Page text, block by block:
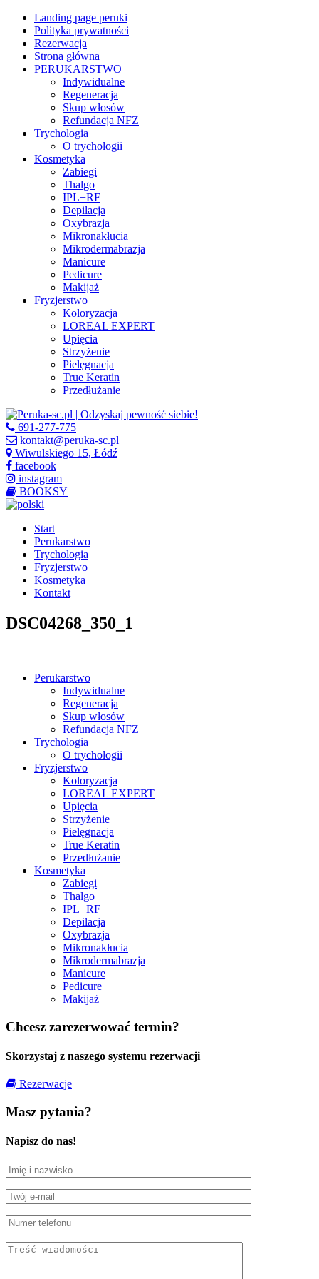
Landing page peruki
Polityka prywatności
Rezerwacja
Strona główna
PERUKARSTWO
Indywidualne
Regeneracja
Skup włosów
Refundacja NFZ
Trychologia
O trychologii
Kosmetyka
Zabiegi
Thalgo
IPL+RF
Depilacja
Oxybrazja
Mikronakłucia
Mikrodermabrazja
Manicure
Pedicure
Makijaż
Fryzjerstwo
Koloryzacja
LOREAL EXPERT
Upięcia
Strzyżenie
Pielęgnacja
True Keratin
Przedłużanie
691-277-775
kontakt@peruka-sc.pl
Wiwulskiego 15, Łódź
facebook
instagram
BOOKSY
Start
Perukarstwo
Trychologia
Fryzjerstwo
Kosmetyka
Kontakt
DSC04268_350_1
Perukarstwo
Indywidualne
Regeneracja
Skup włosów
Refundacja NFZ
Trychologia
O trychologii
Fryzjerstwo
Koloryzacja
LOREAL EXPERT
Upięcia
Strzyżenie
Pielęgnacja
True Keratin
Przedłużanie
Kosmetyka
Zabiegi
Thalgo
IPL+RF
Depilacja
Oxybrazja
Mikronakłucia
Mikrodermabrazja
Manicure
Pedicure
Makijaż
Chcesz zarezerwować termin?
Skorzystaj z naszego systemu rezerwacji
Rezerwacje
Masz pytania?
Napisz do nas!